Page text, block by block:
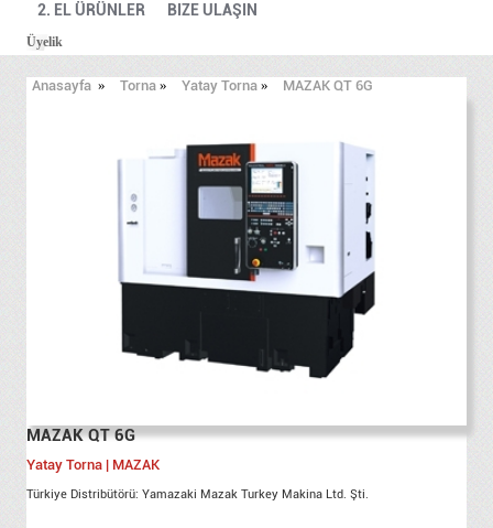
2. EL ÜRÜNLER BIZE ULAŞIN
Üyelik
Anasayfa » Torna » Yatay Torna » MAZAK QT 6G
MAZAK QT 6G
Yatay Torna | MAZAK
Türkiye Distribütörü: Yamazaki Mazak Turkey Makina Ltd. Şti.